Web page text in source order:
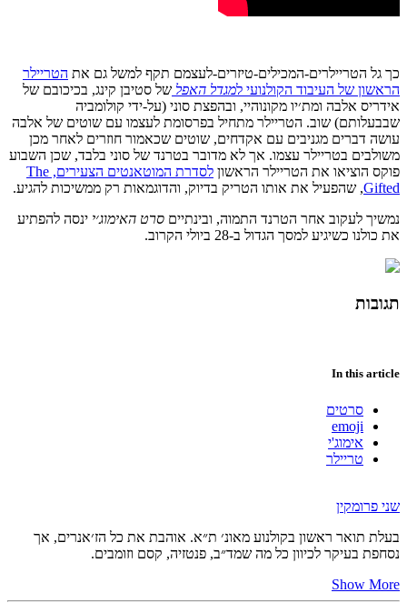
כך גל הטריילרים-המכילים-טיזרים-לעצמם תקף למשל גם את הטריילר
הראשון של העיבוד הקולנועי למגדל האפל של סטיבן קינג, בכיכובם של
אידריס אלבה ומת׳יו מקונוהיי, ובהפצת סוני (על-ידי קולומביה
שבבעלותם) שוב. הטריילר מתחיל בפרסומת לעצמו עם שוטים של אלבה
עושה דברים מגניבים עם אקדחים, שוטים שכאמור חוזרים לאחר מכן
משולבים בטריילר עצמו. אך לא מדובר בטרנד של סוני בלבד, שכן השבוע
פוקס הוציאו את הטריילר הראשון
לסדרת המוטאנטים הצעירים, The
Gifted, שהפעיל את אותו הטריק בדיוק, והדוגמאות רק ממשיכות להגיע.
נמשיך לעקוב אחר הטרנד התמוה, ובינתיים סרט האימוג׳י ינסה להפתיע
את כולנו כשיגיע למסך הגדול ב-28 ביולי הקרוב.
תגובות
In this article
סרטים
emoji
אימוג'י
טריילר
שני פרומקין
בעלת תואר ראשון בקולנוע מאונ׳ ת״א. אוהבת את כל הז׳אנרים, אך
נסחפת בעיקר לכיוון כל מה שמד״ב, פנטזיה, קסם וזומבים.
Show More